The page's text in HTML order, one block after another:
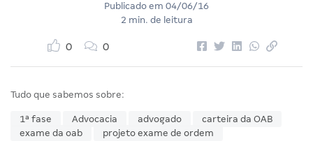
Publicado em 04/06/16
2 min. de leitura
0 0
Tudo que sabemos sobre:
1ª fase Advocacia advogado
carteira da OAB
exame da oab
projeto exame de ordem